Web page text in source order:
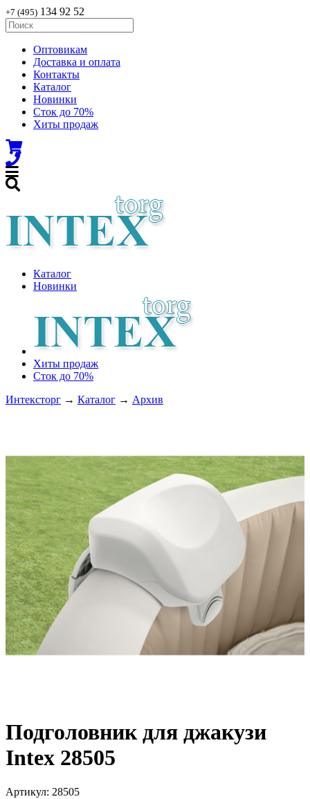
+7 (495) 134 92 52
Оптовикам
Доставка и оплата
Контакты
Каталог
Новинки
Сток до 70%
Хиты продаж
Каталог
Новинки
Хиты продаж
Сток до 70%
Интексторг → Каталог → Архив
Подголовник для джакузи
Intex 28505
Артикул: 28505